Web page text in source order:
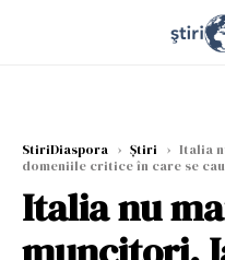
StiriDiaspora › Știri › Italia
domeniile critice în care se
Italia nu